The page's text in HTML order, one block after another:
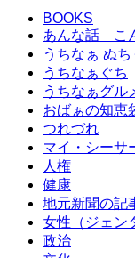
BOOKS
あんな話 こ
うちなぁ ぬ
うちなぁぐち
うちなぁグル
おばぁの知恵
つれづれ
マイ・シーサ
人権
健康
地元新聞の記
女性（ジェン
政治